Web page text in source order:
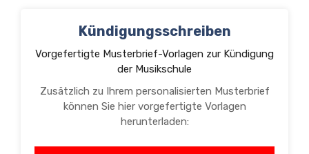
Kündigungsschreiben
Vorgefertigte Musterbrief-Vorlagen zur Kündigung
der Musikschule
Zusätzlich zu Ihrem personalisierten Musterbrief
können Sie hier vorgefertigte Vorlagen
herunterladen: